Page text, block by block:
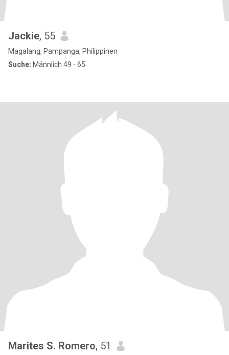
Jackie, 55
Magalang, Pampanga, Philippinen
Suche: Männlich 49 - 65
Marites S. Romero, 51